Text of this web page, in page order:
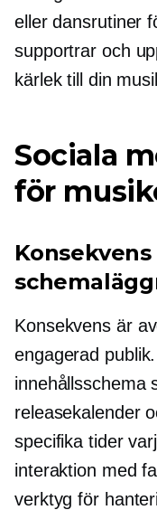
eller dansrutiner
supportrar och
kärlek till din
Sociala
för
Konsekvens
Konsekvens är
engagerad
innehållsschema
releasekalender
specifika tider
interaktion med
verktyg för